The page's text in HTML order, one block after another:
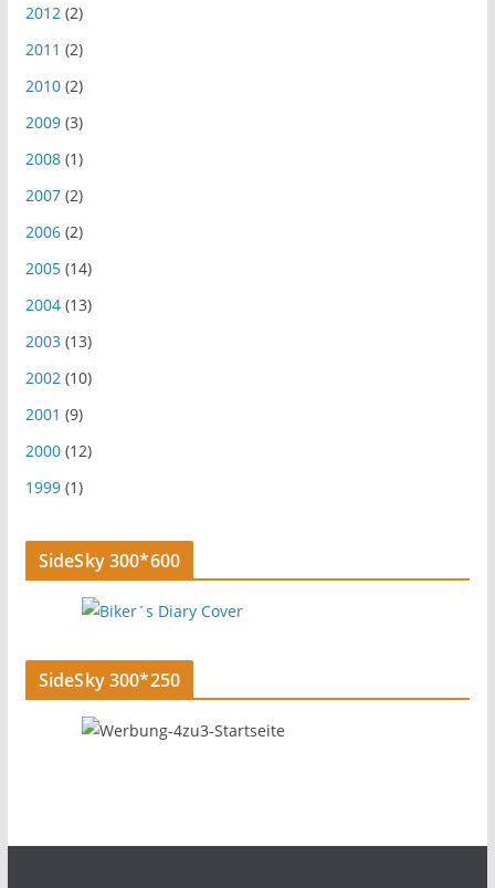
2012(2)
2011 (2)
2010(2)
2009(3)
2008(1)
2007(2)
2006(2)
2005(14)
2004(13)
2003(13)
2002(10)
2001 (9)
2000(12)
1999(1)
SideSky 300*600
SideSky 300*250